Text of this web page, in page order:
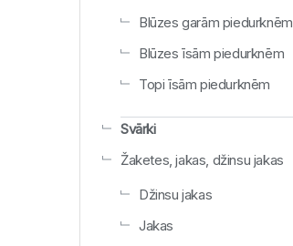
Blūzes garām piedurknēm
Blūzes īsām piedurknēm
Topi īsām piedurknēm
Svārki
Žaketes, jakas, džinsu jakas
Džinsu jakas
Jakas